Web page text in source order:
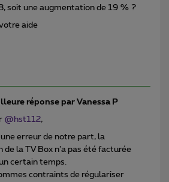
soit une augmentation de 19 % ?
aide
réponse par Vanessa P
@hst112,
erreur de notre part, la
de la TV Box n’a pas été facturée
certain temps.
contraints de régulariser